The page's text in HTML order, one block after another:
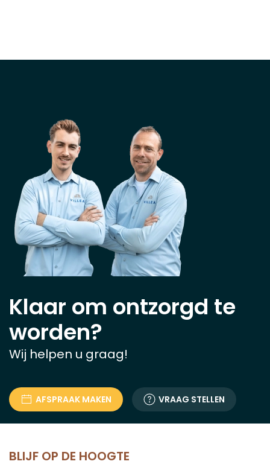
Klaar om ontzorgd te
worden?
Wij helpen u graag!
AFSPRAAK MAKEN VRAAG STELLEN
BLIJF OP DE HOOGTE